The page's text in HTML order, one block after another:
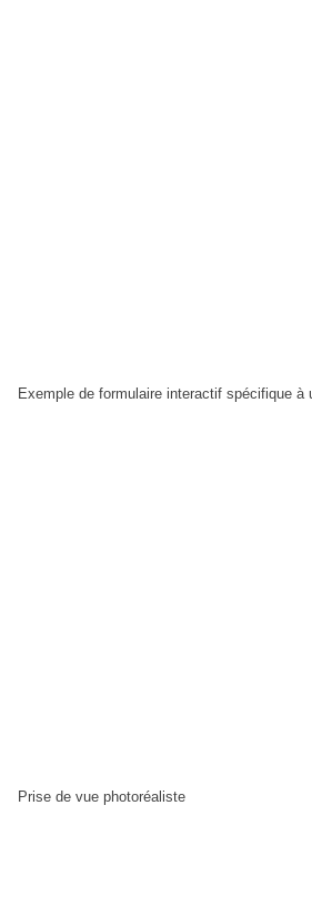
Exemple de formulaire interactif spécifique à
Prise de vue photoréaliste